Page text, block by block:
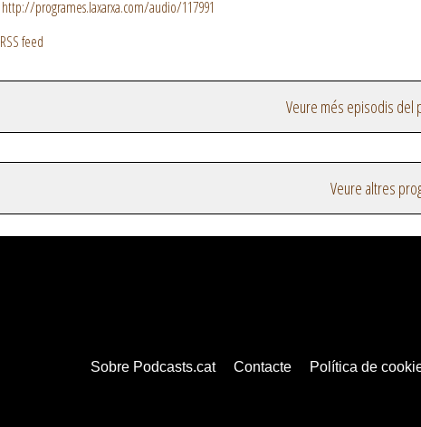
http://programes.laxarxa.com/audio/117991
RSS feed
Veure més episodis del
Veure altres
Sobre Podcasts.cat Contacte Política de